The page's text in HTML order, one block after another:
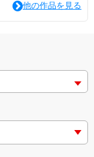
他の作品を見る